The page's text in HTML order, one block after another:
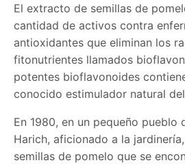
El extracto de semillas de
cantidad de activos contra
antioxidantes que eliminan los
fitonutrientes llamados
potentes bioflavonoides
conocido estimulador natural
En 1980, en un pequeño pueblo
Harich, aficionado a la
semillas de pomelo que se